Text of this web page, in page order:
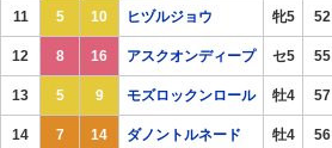
11 5 10 ヒヅルジョウ 牝5 52
12 8 16 アスクオンディープ セ5 55
13 5 9 モズロックンロール 牡4 57
14 7 14 ダノントルネード 牡4 56